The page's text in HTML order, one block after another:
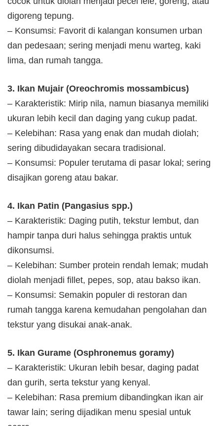
digoreng tepung.
– Konsumsi: Favorit di kalangan konsumen urban
dan pedesaan; sering menjadi menu warteg, kaki
lima, dan rumah tangga.
3. Ikan Mujair (Oreochromis mossambicus)
– Karakteristik: Mirip nila, namun biasanya memiliki
ukuran lebih kecil dan daging yang cukup padat.
– Kelebihan: Rasa yang enak dan mudah diolah;
sering dibudidayakan secara tradisional.
– Konsumsi: Populer terutama di pasar lokal; sering
disajikan goreng atau bakar.
4. Ikan Patin (Pangasius spp.)
– Karakteristik: Daging putih, tekstur lembut, dan
hampir tanpa duri halus sehingga praktis untuk
dikonsumsi.
– Kelebihan: Sumber protein rendah lemak; mudah
diolah menjadi fillet, pepes, sop, atau bakso ikan.
– Konsumsi: Semakin populer di restoran dan
rumah tangga karena kemudahan pengolahan dan
tekstur yang disukai anak-anak.
5. Ikan Gurame (Osphronemus goramy)
– Karakteristik: Ukuran lebih besar, daging padat
dan gurih, serta tekstur yang kenyal.
– Kelebihan: Rasa premium dibandingkan ikan air
tawar lain; sering dijadikan menu spesial untuk